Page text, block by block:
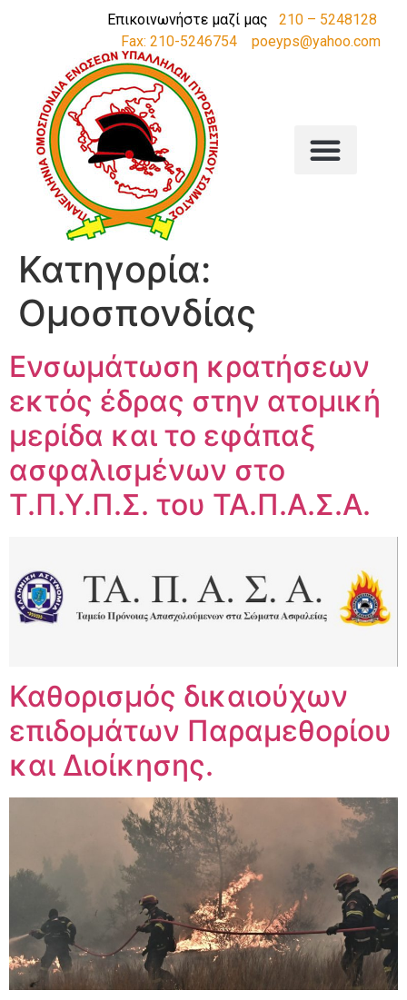
Επικοινωνήστε μαζί μας 210 – 5248128
Fax: 210-5246754
poeyps@yahoo.com
Κατηγορία:
Ομοσπονδίας
Ενσωμάτωση κρατήσεων
εκτός έδρας στην ατομική
μερίδα και το εφάπαξ
ασφαλισμένων στο
Τ.Π.Υ.Π.Σ. του ΤΑ.Π.Α.Σ.Α.
Καθορισμός δικαιούχων
επιδομάτων Παραμεθορίου
και Διοίκησης.